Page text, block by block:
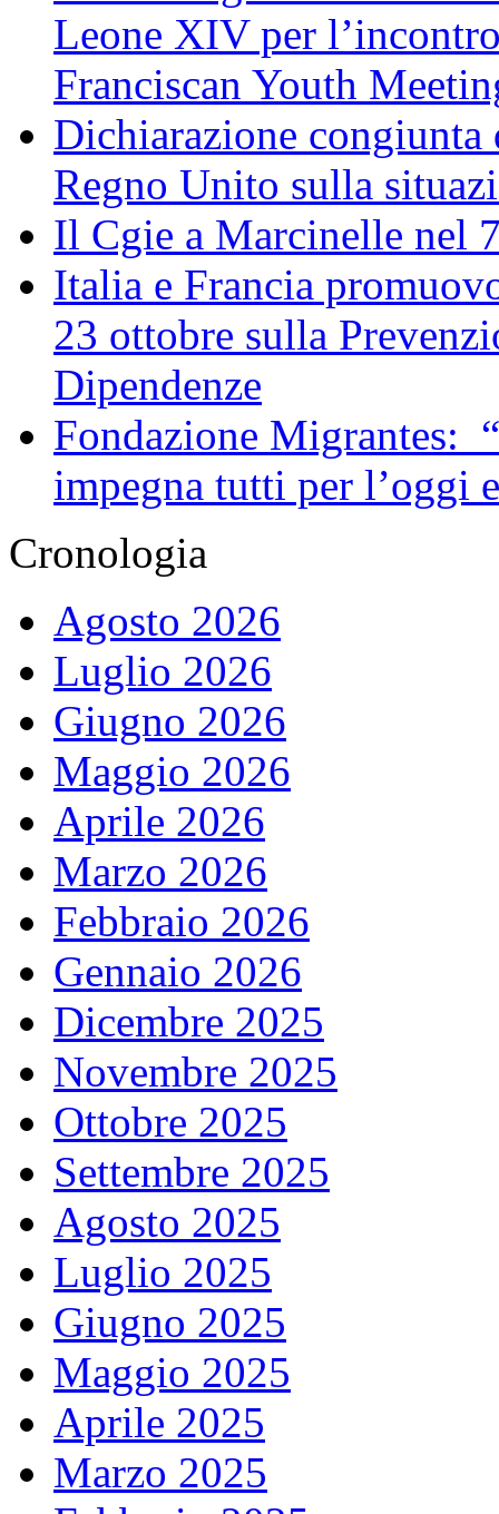
Leone XIV per
Franciscan Youth
Dichiarazione
Regno Unito sulla
Il Cgie a Marcinelle nel
Italia e Francia
23 ottobre sulla
Dipendenze
Fondazione Migrantes:
impegna tutti per l’oggi
Cronologia
Agosto 2026
Luglio 2026
Giugno 2026
Maggio 2026
Aprile 2026
Marzo 2026
Febbraio 2026
Gennaio 2026
Dicembre 2025
Novembre 2025
Ottobre 2025
Settembre 2025
Agosto 2025
Luglio 2025
Giugno 2025
Maggio 2025
Aprile 2025
Marzo 2025